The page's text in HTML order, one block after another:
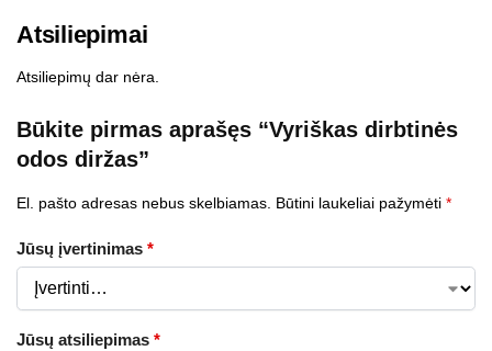
Atsiliepimai
Atsiliepimų dar nėra.
Būkite pirmas aprašęs “Vyriškas dirbtinės
odos diržas”
El. pašto adresas nebus skelbiamas. Būtini laukeliai pažymėti *
Jūsų įvertinimas *
Jūsų atsiliepimas *